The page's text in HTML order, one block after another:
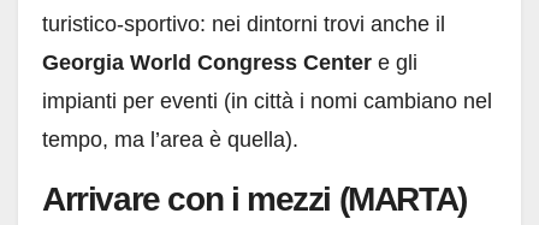
turistico-sportivo: nei dintorni trovi anche il
Georgia World Congress Center e gli
impianti per eventi (in città i nomi cambiano nel
tempo, ma l’area è quella).
Arrivare con i mezzi (MARTA)